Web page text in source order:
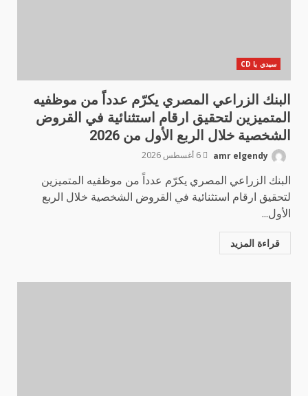
سيدي يا CD
البنك الزراعي المصري يكرّم عدداً من موظفيه
المتميزين لتحقيق ارقام استثنائية في القروض
الشخصية خلال الربع الأول من 2026
البنك الزراعي المصري يكرّم عدداً من موظفيه المتميزين
لتحقيق ارقام استثنائية في القروض الشخصية خلال الربع
الأول...
قراءة المزيد